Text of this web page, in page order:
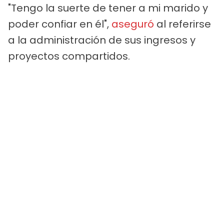
"Tengo la suerte de tener a mi marido y
poder confiar en él", aseguró al referirse
a la administración de sus ingresos y
proyectos compartidos.